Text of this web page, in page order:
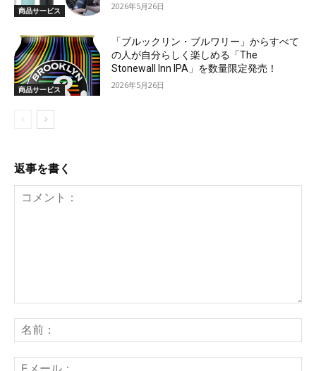
商品サービス 2026年5月26日
商品サービス
「ブルックリン・ブルワリー」からすべて
の人が自分らしく楽しめる「The
Stonewall Inn IPA」を数量限定発売！
2026年5月26日
返事を書く
ン
ト：
前